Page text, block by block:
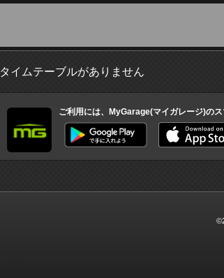
タイムテーブルがありません
ご利用には、MyGarage(マイガレージ)の